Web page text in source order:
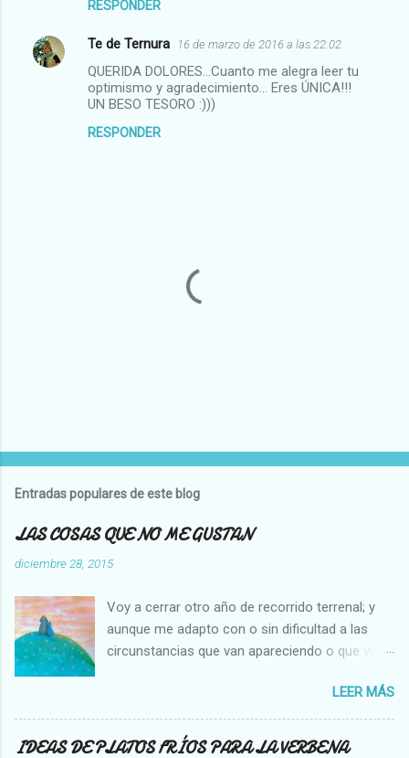
RESPONDER
Te de Ternura 16 de marzo de 2016 a las 22:02
QUERIDA DOLORES...Cuanto me alegra leer tu
optimismo y agradecimiento... Eres ÚNICA!!!
UN BESO TESORO :)))
RESPONDER
l
c
a
r
n
c
o
m
e
n
r
i
Entradas populares de este blog
LAS COSAS QUE NO ME GUSTAN
diciembre 28, 2015
Voy a cerrar otro año de recorrido terrenal; y
aunque me adapto con o sin dificultad a las
circunstancias que van apareciendo o que voy
es decir que para mi son inamovibles, y os voy
a contar cuales son: NO ME GUSTA VER A UNA
MOSCA O UNA ABEJA DENTRO DE MI CASA, Y
LEER MÁS
IDEAS DE PLATOS FRÍOS PARA LA VERBENA